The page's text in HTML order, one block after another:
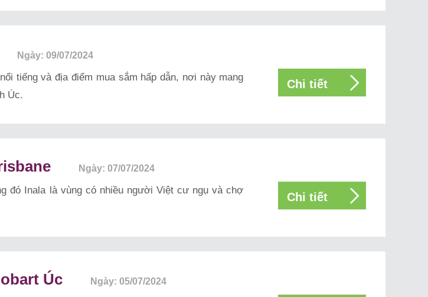
Ngày: 09/07/2024
tiếng và địa điểm mua sắm hấp dẫn, nơi này mang
Úc.
Chi tiết
Ngày: 07/07/2024
đó Inala là vùng có nhiều người Việt cư ngụ và chợ
Chi tiết
Úc Ngày: 05/07/2024